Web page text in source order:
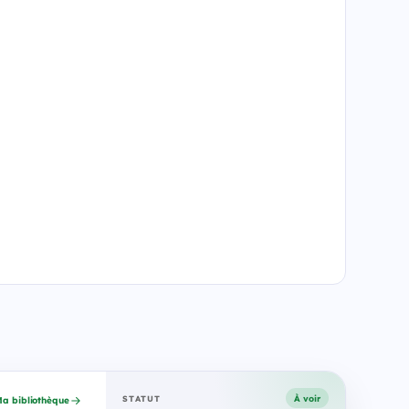
bibliothèque STATUT À voir